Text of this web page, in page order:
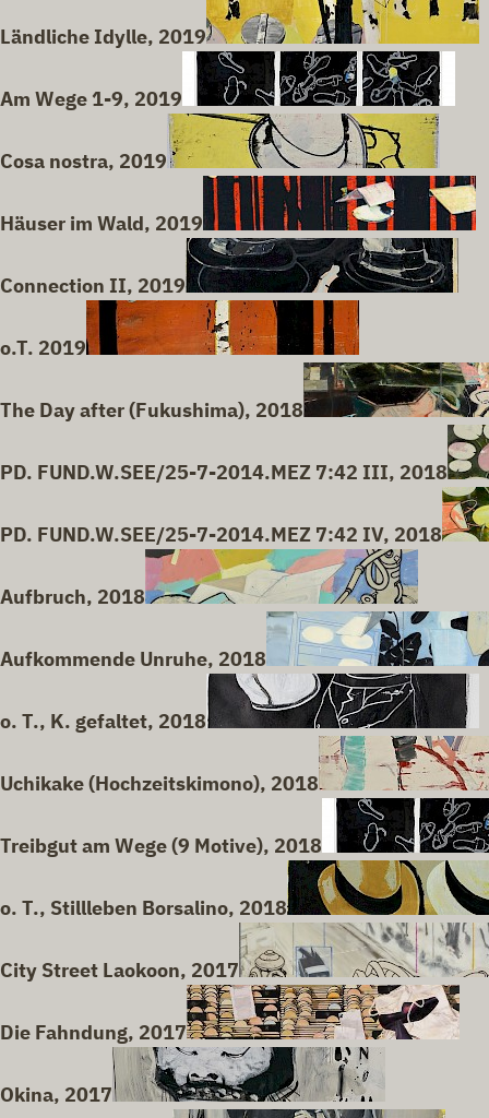
Ländliche Idylle, 2019
Am Wege 1-9, 2019
Cosa nostra, 2019
Häuser im Wald, 2019
Connection II, 2019
o.T. 2019
The Day after (Fukushima), 2018
PD. FUND.W.SEE/25-7-2014.MEZ 7:42 III, 2018
PD. FUND.W.SEE/25-7-2014.MEZ 7:42 IV, 2018
Aufbruch, 2018
Aufkommende Unruhe, 2018
o. T., K. gefaltet, 2018
Uchikake (Hochzeitskimono), 2018
Treibgut am Wege (9 Motive), 2018
o. T., Stillleben Borsalino, 2018
City Street Laokoon, 2017
Die Fahndung, 2017
Okina, 2017